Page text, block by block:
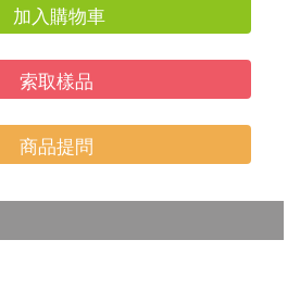
加入購物車
索取樣品
商品提問